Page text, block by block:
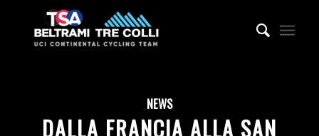
NEWS
DALLA FRANCIA ALLA SAN